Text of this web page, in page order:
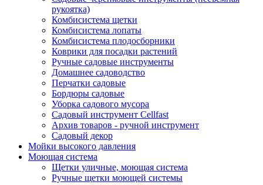
рукоятка)
Комбисистема щетки
Комбисистема лопаты
Комбисистема плодосборники
Коврики для посадки растений
Ручные садовые инструменты
Домашнее садоводство
Перчатки садовые
Бордюры садовые
Уборка садового мусора
Садовый инструмент Cellfast
Архив товаров - ручной инструмент
Садовый декор
Мойки высокого давления
Моющая система
Щетки уличные, моющая система
Ручные щетки моющей системы